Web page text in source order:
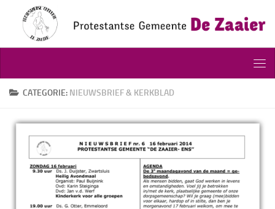
Doorgaan naar inhoud
CATEGORIE: NIEUWSBRIEF & KERKBLAD